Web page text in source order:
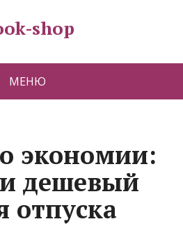
shop
МЕНЮ
экономии:
дешевый
отпуска